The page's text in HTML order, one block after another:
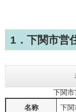
​1．下関市営
下関
名称
下関